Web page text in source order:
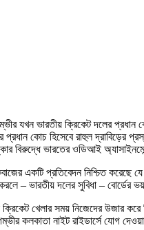
যখন ভারতীয় ক্রিকেট দলের প্রধান
প্রধান কোচ হিসেবে রাহুল দ্রাবিড়ের
বিরুদ্ধে ভারতের ওডিআই
একটি প্রতিবেদন নিশ্চিত
– ভারতীয় দলের সুবিধা – বোর্ডের
খেলার সময় নিজেদের উজার করে
কলকাতা নাইট রাইডার্সে যোগ